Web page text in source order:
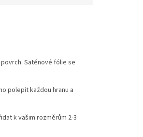
Saténové fólie se
polepit každou hranu a
k vašim rozměrům 2-3